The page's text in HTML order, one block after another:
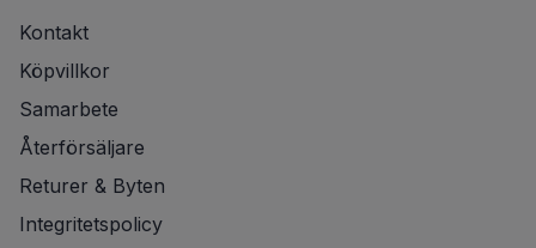
Kontakt
Köpvillkor
Samarbete
Återförsäljare
Returer & Byten
Integritetspolicy